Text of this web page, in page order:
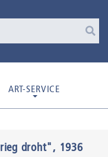
ART-SERVICE
droht", 1936